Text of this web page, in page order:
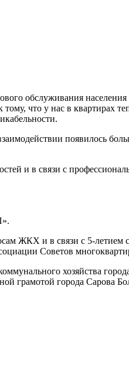
обслуживания
что у нас в квартирах
появилось
и в связи с
ЖКХ и в связи с 5-
Советов
хозяйства
грамотой города Сарова